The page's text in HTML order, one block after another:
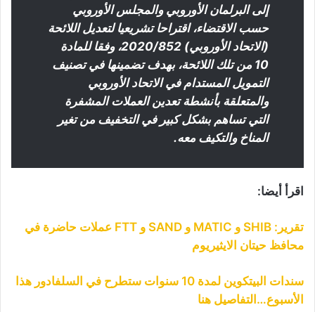
إلى البرلمان الأوروبي والمجلس الأوروبي
حسب الاقتضاء، اقتراحا تشريعيا لتعديل اللائحة
(الاتحاد الأوروبي) 2020/852، وفقا للمادة
10 من تلك اللائحة، بهدف تضمينها في تصنيف
التمويل المستدام في الاتحاد الأوروبي
والمتعلقة بأنشطة تعدين العملات المشفرة
التي تساهم بشكل كبير في التخفيف من تغير
المناخ والتكيف معه.
اقرأ أيضا:
تقرير: SHIB و MATIC و SAND و FTT عملات حاضرة في
محافظ حيتان الايثيريوم
سندات البيتكوين لمدة 10 سنوات ستطرح في السلفادور هذا
الأسبوع…التفاصيل هنا